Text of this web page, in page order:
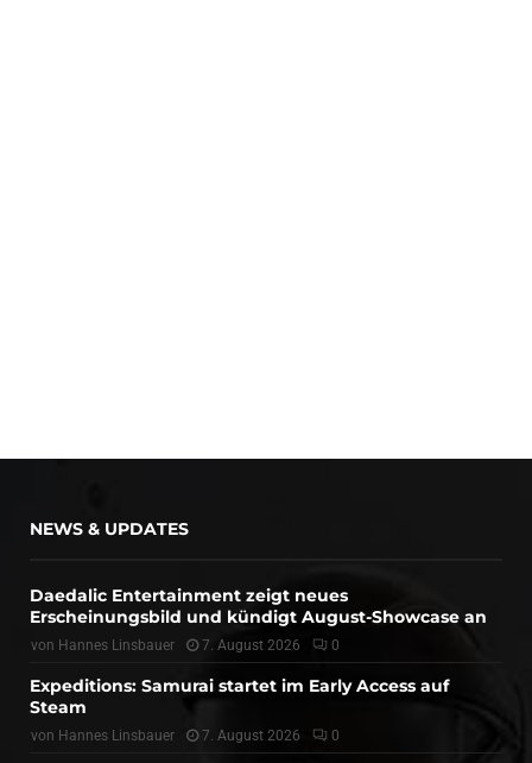
NEWS & UPDATES
Daedalic Entertainment zeigt neues
Erscheinungsbild und kündigt August-Showcase an
von Hannes Linsbauer 7. August 2026 0
Expeditions: Samurai startet im Early Access auf
Steam
von Hannes Linsbauer 7. August 2026 0